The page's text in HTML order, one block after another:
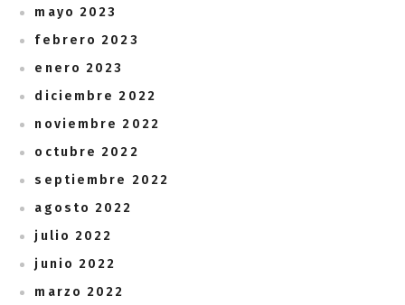
mayo 2023
febrero 2023
enero 2023
diciembre 2022
noviembre 2022
octubre 2022
septiembre 2022
agosto 2022
julio 2022
junio 2022
marzo 2022